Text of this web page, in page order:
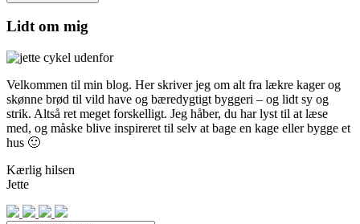
Lidt om mig
Velkommen til min blog. Her skriver jeg om alt fra lækre kager og
skønne brød til vild have og bæredygtigt byggeri – og lidt sy og
strik. Altså ret meget forskelligt. Jeg håber, du har lyst til at læse
med, og måske blive inspireret til selv at bage en kage eller bygge et
hus 🙂
Kærlig hilsen
Jette